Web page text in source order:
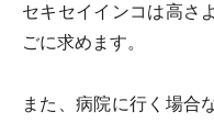
セキセイインコは高さ
ごに求めます。
また、病院に行く場合